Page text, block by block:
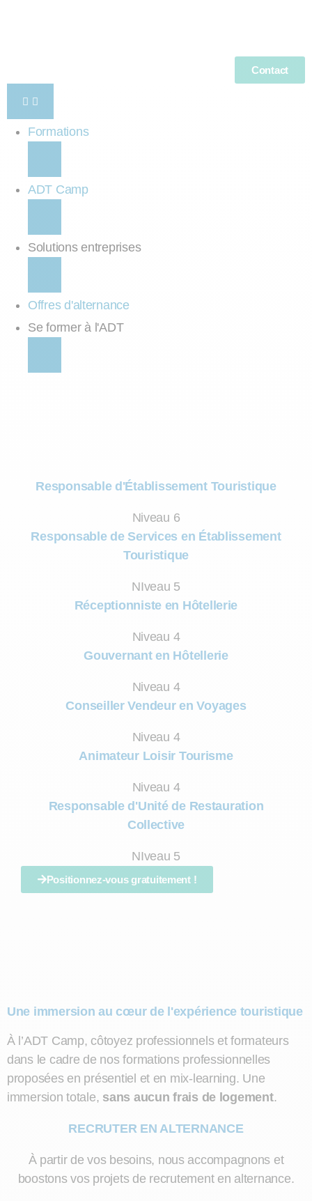
Contact
Formations
ADT Camp
Solutions entreprises
Offres d'alternance
Se former à l'ADT
Responsable d'Établissement Touristique
Niveau 6
Responsable de Services en Établissement
Touristique
NIveau 5
Réceptionniste en Hôtellerie
Niveau 4
Gouvernant en Hôtellerie
Niveau 4
Conseiller Vendeur en Voyages
Niveau 4
Animateur Loisir Tourisme
Niveau 4
Responsable d'Unité de Restauration
Collective
NIveau 5
Positionnez-vous gratuitement !
Une immersion au cœur de l'expérience touristique
À l’ADT Camp, côtoyez professionnels et formateurs
dans le cadre de nos formations professionnelles
proposées en présentiel et en mix-learning. Une
immersion totale, sans aucun frais de logement.
RECRUTER EN ALTERNANCE
À partir de vos besoins, nous accompagnons et
boostons vos projets de recrutement en alternance.